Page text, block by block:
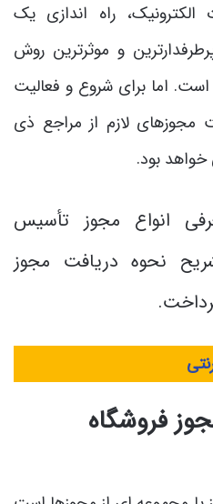
راه اندازی یک
و موثرترین روش
اما برای شروع و فعالیت
مجوزهای لازم از مراجع ذی
بود.
انواع مجوز تأسیس
نحوه دریافت مجوز
فروشگاه